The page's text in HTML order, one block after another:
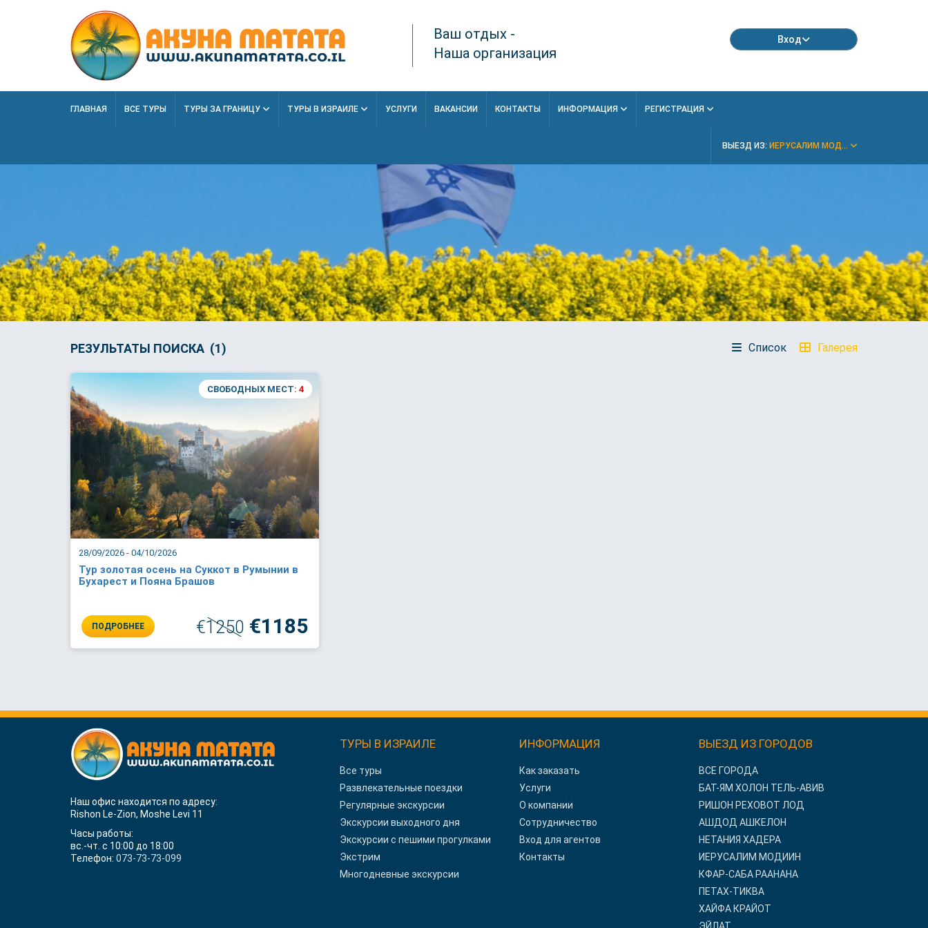
Ваш отдых -
Наша организация
Вход
ГЛАВНАЯ ВСЕ ТУРЫ ТУРЫ ЗА ГРАНИЦУ ТУРЫ В ИЗРАИЛЕ УСЛУГИ ВАКАНСИИ КОНТАКТЫ ИНФОРМАЦИЯ РЕГИСТРАЦИЯ
ВЫЕЗД ИЗ: ИЕРУСАЛИМ МОД...
РЕЗУЛЬТАТЫ ПОИСКА (1) Список Галерея
28/09/2026 - 04/10/2026
СВОБОДНЫХ МЕСТ: 4
Тур золотая осень на Суккот в Румынии в
Бухарест и Пояна Брашов
ПОДРОБНЕЕ €1250 €1185
Наш офис находится по адресу:
Rishon Le-Zion, Moshe Levi 11
Часы работы:
вс.-чт. с 10:00 до 18:00
Телефон: 073-73-73-099
ТУРЫ В ИЗРАИЛЕ
Все туры
Развлекательные поездки
Регулярные экскурсии
Экскурсии выходного дня
Экскурсии с пешими прогулками
Экстрим
Многодневные экскурсии
ИНФОРМАЦИЯ
Как заказать
Услуги
О компании
Сотрудничество
Вход для агентов
Контакты
ВЫЕЗД ИЗ ГОРОДОВ
ВСЕ ГОРОДА
БАТ-ЯМ ХОЛОН ТЕЛЬ-АВИВ
РИШОН РЕХОВОТ ЛОД
АШДОД АШКЕЛОН
НЕТАНИЯ ХАДЕРА
ИЕРУСАЛИМ МОДИИН
КФАР-САБА РААНАНА
ПЕТАХ-ТИКВА
ХАЙФА КРАЙОТ